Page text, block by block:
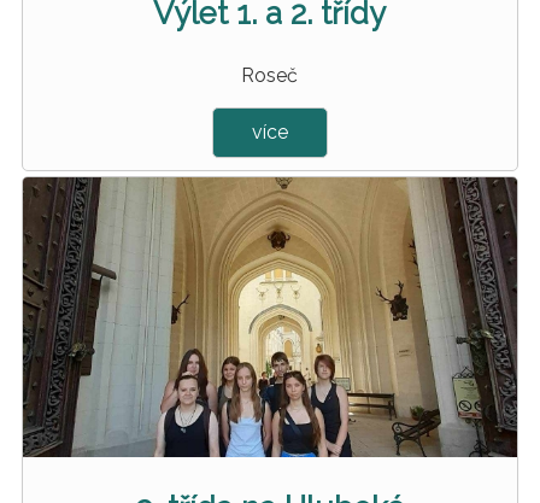
Výlet 1. a 2. třídy
Roseč
více